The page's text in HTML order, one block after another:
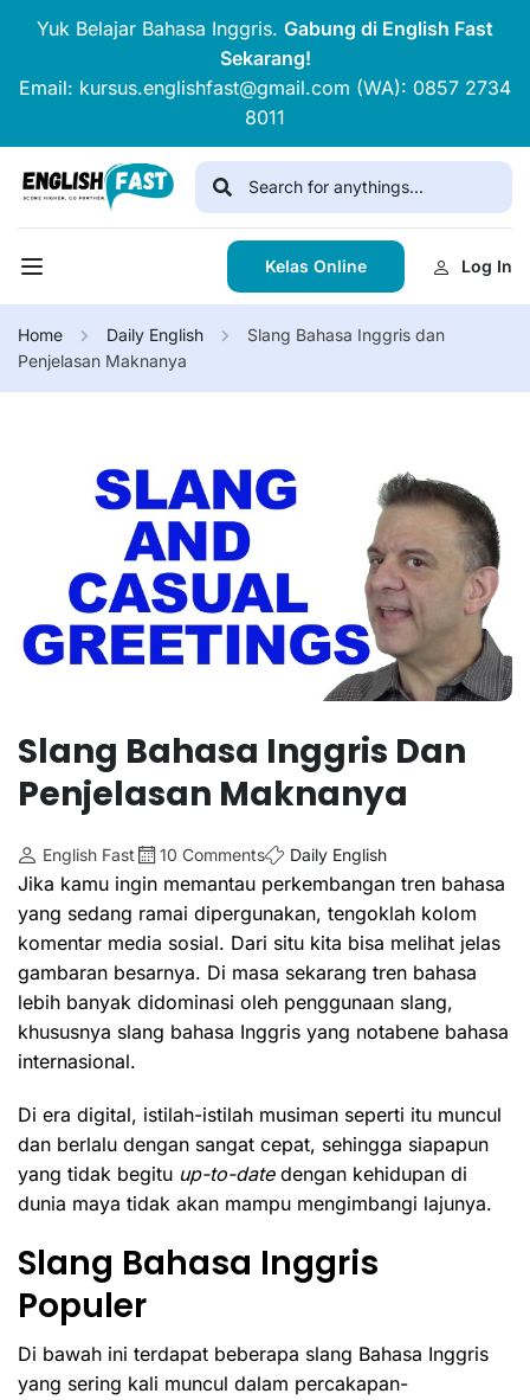
Yuk Belajar Bahasa Inggris. Gabung di English Fast
Sekarang!
Email: kursus.englishfast@gmail.com (WA): 0857 2734
8011
Kelas Online Log In
Home Daily English
Slang Bahasa Inggris dan
Penjelasan Maknanya
Slang Bahasa Inggris Dan
Penjelasan Maknanya
English Fast 10 Comments Daily English
Jika kamu ingin memantau perkembangan tren bahasa
yang sedang ramai dipergunakan, tengoklah kolom
komentar media sosial. Dari situ kita bisa melihat jelas
gambaran besarnya. Di masa sekarang tren bahasa
lebih banyak didominasi oleh penggunaan slang,
khususnya slang bahasa Inggris yang notabene bahasa
internasional.
Di era digital, istilah-istilah musiman seperti itu muncul
dan berlalu dengan sangat cepat, sehingga siapapun
yang tidak begitu up-to-datedengan kehidupan di
dunia maya tidak akan mampu mengimbangi lajunya.
Slang Bahasa Inggris
Populer
Di bawah ini terdapat beberapa slang Bahasa Inggris
yang sering kali muncul dalam percakapan-